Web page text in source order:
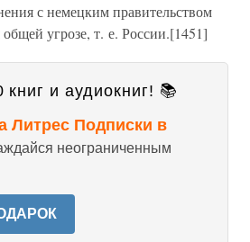
с немецким правительством
угрозе, т. е. России.[1451]
и аудиокниг! 📚
Литрес Подписки в
неограниченным